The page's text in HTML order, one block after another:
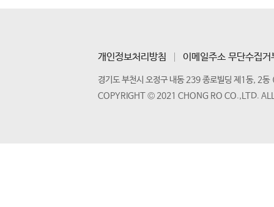
개인정보처리방침 이메일주소 무단수집거
경기도 부천시 오정구 내동 239 종로빌딩 제1동, 2
COPYRIGHT © 2021 CHONG RO CO.,LTD.